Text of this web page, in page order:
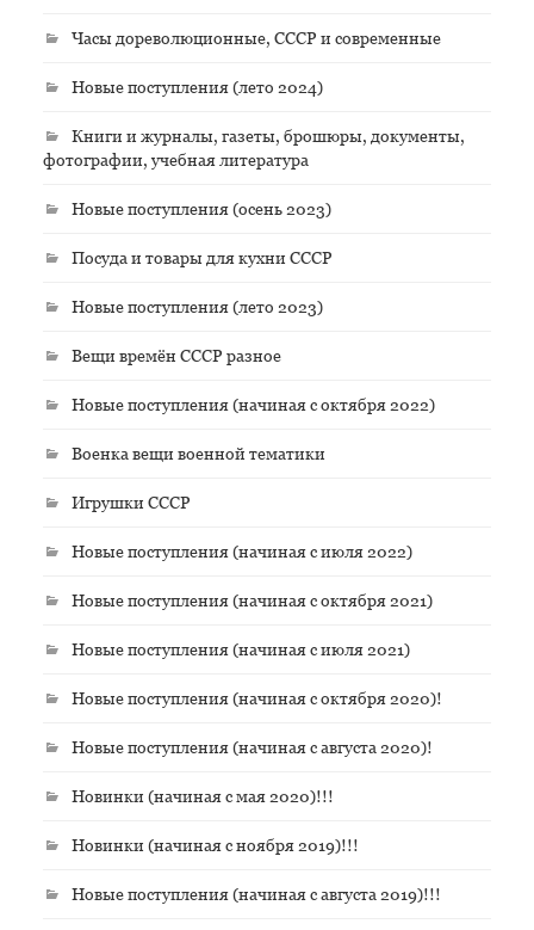
Часы дореволюционные, СССР и современные
Новые поступления (лето 2024)
Книги и журналы, газеты, брошюры, документы,
фотографии, учебная литература
Новые поступления (осень 2023)
Посуда и товары для кухни СССР
Новые поступления (лето 2023)
Вещи времён СССР разное
Новые поступления (начиная с октября 2022)
Военка вещи военной тематики
Игрушки СССР
Новые поступления (начиная с июля 2022)
Новые поступления (начиная с октября 2021)
Новые поступления (начиная с июля 2021)
Новые поступления (начиная с октября 2020)!
Новые поступления (начиная с августа 2020)!
Новинки (начиная с мая 2020)!!!
Новинки (начиная с ноября 2019)!!!
Новые поступления (начиная с августа 2019)!!!